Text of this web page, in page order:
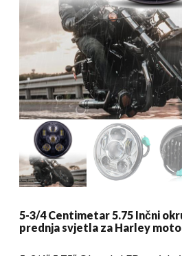
5-3/4 Centimetar 5.75 Inčni
prednja svjetla za Harley